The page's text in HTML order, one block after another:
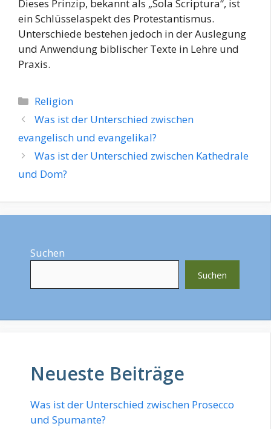
Dieses Prinzip, bekannt als „Sola Scriptura“, ist
ein Schlüsselaspekt des Protestantismus.
Unterschiede bestehen jedoch in der Auslegung
und Anwendung biblischer Texte in Lehre und
Praxis.
Kategorien
Religion
Was ist der Unterschied zwischen
evangelisch und evangelikal?
Was ist der Unterschied zwischen Kathedrale
und Dom?
Suchen
Suchen
Neueste Beiträge
Was ist der Unterschied zwischen Prosecco
und Spumante?